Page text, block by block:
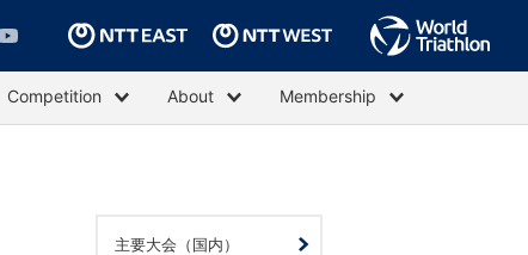
Competition About Membership
主要大会（国内）